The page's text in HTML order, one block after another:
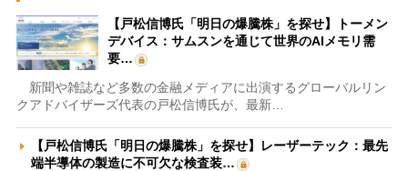
【戸松信博氏「明日の爆騰株」を探せ】トーメン
デバイス：サムスンを通じて世界のAIメモリ需
要…
新聞や雑誌など多数の金融メディアに出演するグローバルリン
クアドバイザーズ代表の戸松信博氏が、最新…
【戸松信博氏「明日の爆騰株」を探せ】レーザーテック：最先
端半導体の製造に不可欠な検査装…